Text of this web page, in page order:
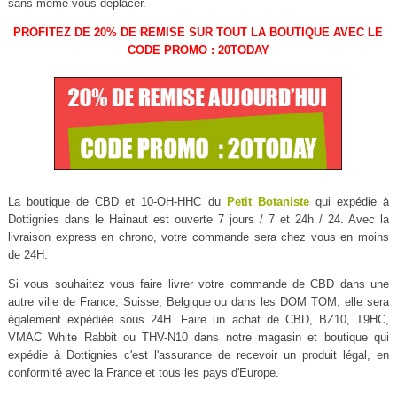
sans même vous déplacer.
PROFITEZ DE 20% DE REMISE SUR TOUT LA BOUTIQUE AVEC LE
CODE PROMO : 20TODAY
La boutique de CBD et 10-OH-HHC du Petit Botanistequi expédie à
Dottignies dans le Hainaut est ouverte 7 jours / 7 et 24h / 24. Avec la
livraison express en chrono, votre commande sera chez vous en moins
de 24H.
Si vous souhaitez vous faire livrer votre commande de CBD dans une
autre ville de France, Suisse, Belgique ou dans les DOM TOM, elle sera
également expédiée sous 24H. Faire un achat de CBD, BZ10, T9HC,
VMAC White Rabbit ou THV-N10 dans notre magasin et boutique qui
expédie à Dottignies c'est l'assurance de recevoir un produit légal, en
conformité avec la France et tous les pays d'Europe.